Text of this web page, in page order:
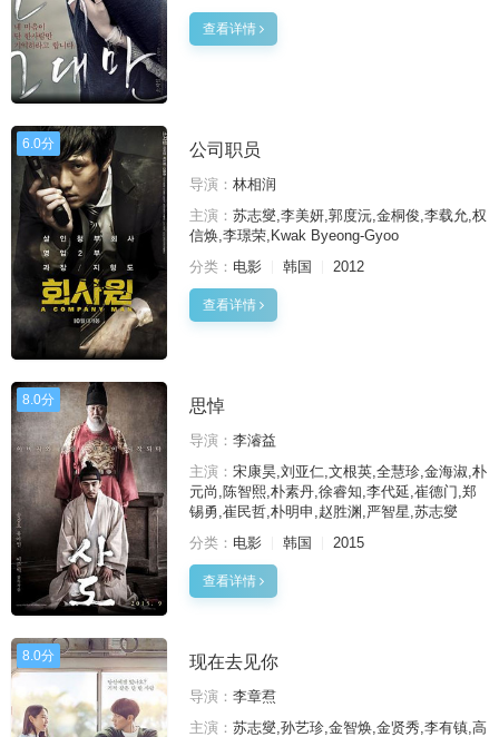
查看详情
6.0分 公司职员
导演： 林相润
主演： 苏志燮,李美妍,郭度沅,金桐俊,李载允,权
信焕,李璟荣,Kwak Byeong-Gyoo
分类： 电影 韩国 2012
查看详情
8.0分 思悼
导演： 李濬益
主演： 宋康昊,刘亚仁,文根英,全慧珍,金海淑,朴
元尚,陈智熙,朴素丹,徐睿知,李代延,崔德门,郑
锡勇,崔民哲,朴明申,赵胜渊,严智星,苏志燮
分类： 电影 韩国 2015
查看详情
8.0分 现在去见你
导演： 李章焄
主演： 苏志燮,孙艺珍,金智焕,金贤秀,李有镇,高